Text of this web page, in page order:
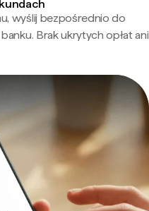
wyślij bezpośrednio do
Brak ukrytych opłat ani